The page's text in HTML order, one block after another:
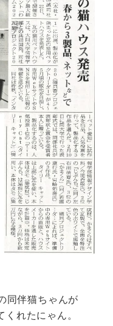
同伴猫ちゃんが
れたにゃん。